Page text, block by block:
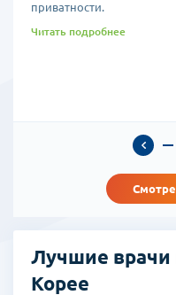
приватности.
Читать подробнее
Лучшие врачи
Корее